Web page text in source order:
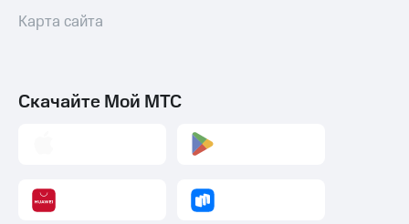
Карта сайта
Скачайте Мой МТС